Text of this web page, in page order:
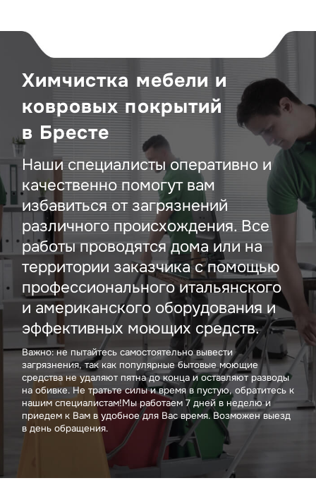
Химчистка мебели и
ковровых покрытий
в Бресте
Наши специалисты оперативно и
качественно помогут вам
избавиться от загрязнений
различного происхождения. Все
работы проводятся дома или на
территории заказчика с помощью
профессионального итальянского
и американского оборудования и
эффективных моющих средств.
Важно: не пытайтесь самостоятельно вывести
загрязнения, так как популярные бытовые моющие
средства не удаляют пятна до конца и оставляют разводы
на обивке. Не тратьте силы и время в пустую, обратитесь к
нашим специалистам!Мы работаем 7 дней в неделю и
приедем к Вам в удобное для Вас время. Возможен выезд
в день обращения.